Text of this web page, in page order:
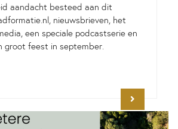
aandacht besteed aan dit
nieuwsbrieven, het
een speciale podcastserie en
groot feest in september.